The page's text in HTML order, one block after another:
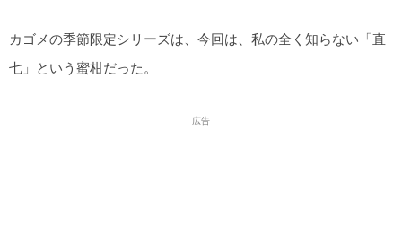
カゴメの季節限定シリーズは、今回は、私の全く知らない「直
七」という蜜柑だった。
広告